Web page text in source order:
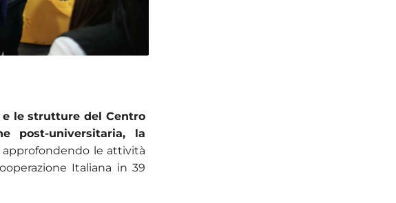
le strutture del Centro
post-universitaria, la
approfondendo le attività
Italiana in 39